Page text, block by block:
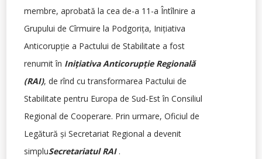
membre, aprobată la cea de-a 11-a Întîlnire a
Grupului de Cîrmuire la Podgoriţa, Iniţiativa
Anticorupţie a Pactului de Stabilitate a fost
renumit în Iniţiativa Anticorupţie Regională
(RAI), de rînd cu transformarea Pactului de
Stabilitate pentru Europa de Sud-Est în Consiliul
Regional de Cooperare. Prin urmare, Oficiul de
Legătură şi Secretariat Regional a devenit
simpluSecretariatul RAI .